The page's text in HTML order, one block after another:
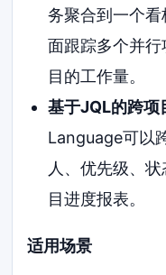
务聚合到一个
面跟踪多个并
目的工作量。
基于JQL的跨项
Language可以
人、优先级、
目进度报表。
适用场景